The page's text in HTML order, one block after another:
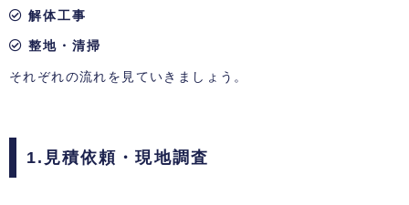
解体工事
整地・清掃
それぞれの流れを見ていきましょう。
1.見積依頼・現地調査